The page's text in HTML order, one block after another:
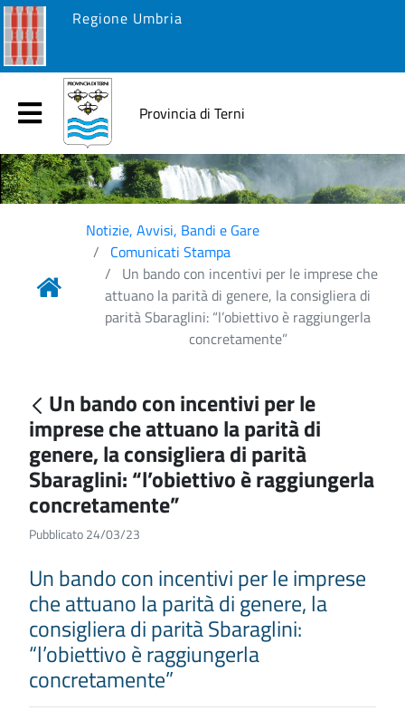
Regione Umbria
Provincia di Terni
Notizie, Avvisi, Bandi e Gare
Comunicati Stampa
Un bando con incentivi per le imprese che
attuano la parità di genere, la consigliera di
parità Sbaraglini: “l’obiettivo è raggiungerla
concretamente”
Un bando con incentivi per le
imprese che attuano la parità di
genere, la consigliera di parità
Sbaraglini: “l’obiettivo è raggiungerla
concretamente”
Pubblicato 24/03/23
Un bando con incentivi per le imprese
che attuano la parità di genere, la
consigliera di parità Sbaraglini:
“l’obiettivo è raggiungerla
concretamente”